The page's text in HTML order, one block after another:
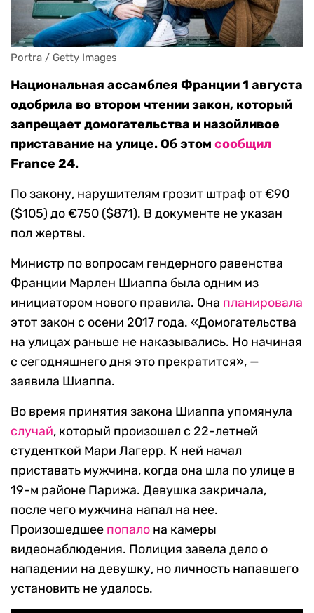
Portra / Getty Images
Национальная ассамблея Франции 1 августа
одобрила во втором чтении закон, который
запрещает домогательства и назойливое
приставание на улице. Об этом сообщил
France 24.
По закону, нарушителям грозит штраф от €90
($105) до €750 ($871). В документе не указан
пол жертвы.
Министр по вопросам гендерного равенства
Франции Марлен Шиаппа была одним из
инициатором нового правила. Она планировала
этот закон с осени 2017 года. «Домогательства
на улицах раньше не наказывались. Но начиная
с сегодняшнего дня это прекратится», —
заявила Шиаппа.
Во время принятия закона Шиаппа упомянула
случай, который произошел с 22-летней
студенткой Мари Лагерр. К ней начал
приставать мужчина, когда она шла по улице в
19-м районе Парижа. Девушка закричала,
после чего мужчина напал на нее.
Произошедшее попало на камеры
видеонаблюдения. Полиция завела дело о
нападении на девушку, но личность напавшего
установить не удалось.